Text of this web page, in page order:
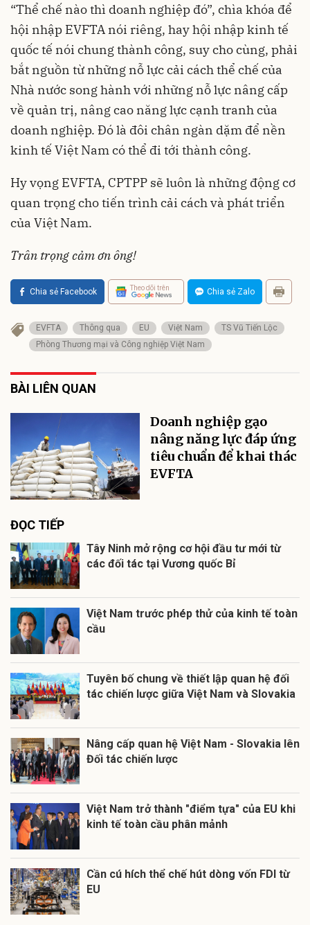
“Thể chế nào thì doanh nghiệp đó”, chìa khóa để
hội nhập EVFTA nói riêng, hay hội nhập kinh tế
quốc tế nói chung thành công, suy cho cùng, phải
bắt nguồn từ những nỗ lực cải cách thể chế của
Nhà nước song hành với những nỗ lực nâng cấp
về quản trị, nâng cao năng lực cạnh tranh của
doanh nghiệp. Đó là đôi chân ngàn dặm để nền
kinh tế Việt Nam có thể đi tới thành công.
Hy vọng EVFTA, CPTPP sẽ luôn là những động cơ
quan trọng cho tiến trình cải cách và phát triển
của Việt Nam.
Trân trọng cảm ơn ông!
Chia sẻ Facebook Theo dõi trên Chia sẻ Zalo
EVFTA Thông qua EU Việt Nam
TS Vũ Tiến Lộc
Phòng Thương mại và Công nghiệp Việt Nam
BÀI LIÊN QUAN
Doanh nghiệp gạo
nâng năng lực đáp ứng
tiêu chuẩn để khai thác
EVFTA
ĐỌC TIẾP
Tây Ninh mở rộng cơ hội đầu tư mới từ
các đối tác tại Vương quốc Bỉ
Việt Nam trước phép thử của kinh tế toàn
cầu
Tuyên bố chung về thiết lập quan hệ đối
tác chiến lược giữa Việt Nam và Slovakia
Nâng cấp quan hệ Việt Nam - Slovakia lên
Đối tác chiến lược
Việt Nam trở thành "điểm tựa" của EU khi
kinh tế toàn cầu phân mảnh
Cần cú hích thể chế hút dòng vốn FDI từ
EU